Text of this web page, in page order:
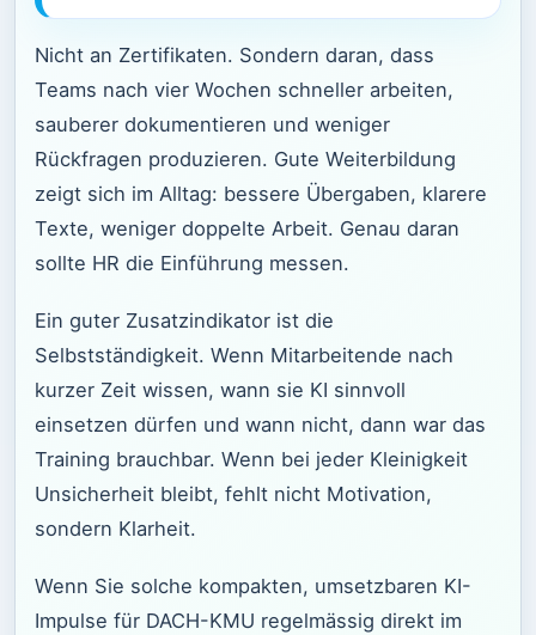
Nicht an Zertifikaten. Sondern daran, dass
Teams nach vier Wochen schneller arbeiten,
sauberer dokumentieren und weniger
Rückfragen produzieren. Gute Weiterbildung
zeigt sich im Alltag: bessere Übergaben, klarere
Texte, weniger doppelte Arbeit. Genau daran
sollte HR die Einführung messen.
Ein guter Zusatzindikator ist die
Selbstständigkeit. Wenn Mitarbeitende nach
kurzer Zeit wissen, wann sie KI sinnvoll
einsetzen dürfen und wann nicht, dann war das
Training brauchbar. Wenn bei jeder Kleinigkeit
Unsicherheit bleibt, fehlt nicht Motivation,
sondern Klarheit.
Wenn Sie solche kompakten, umsetzbaren KI-
Impulse für DACH-KMU regelmässig direkt im